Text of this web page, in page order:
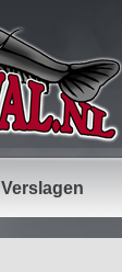
Verslagen